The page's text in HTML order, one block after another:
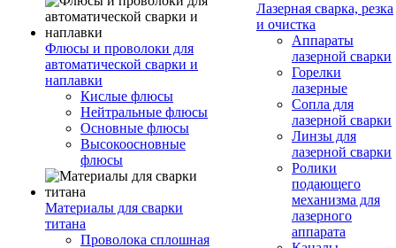
Флюсы и проволоки для
автоматической сварки и
наплавки
Кислые флюсы
Нейтральные флюсы
Основные флюсы
Высокоосновные
флюсы
Материалы для сварки
титана
Проволока сплошная
Лазерная сварка, резка
и очистка
Аппараты
лазерной сварки
Горелки
лазерные
Сопла для
лазерной сварки
Линзы для
лазерной сварки
Ролики
подающего
механизма для
лазерного
аппарата